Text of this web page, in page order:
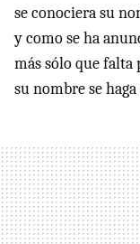
se conociera su
y como se ha
más sólo que falta
su nombre se